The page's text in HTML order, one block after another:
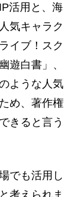
活用と、海
気キャラク
イブ！スク
遊白書」、
ような人気
め、著作権
きると言う
でも活用し